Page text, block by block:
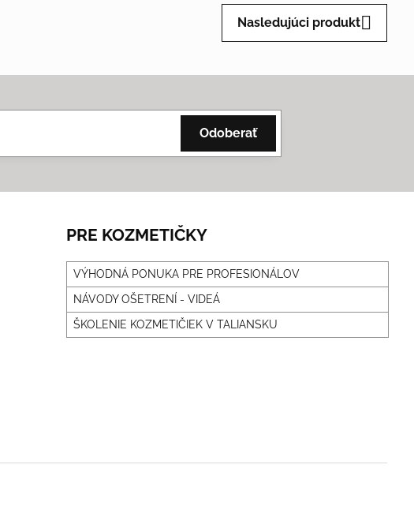
Nasledujúci produkt
Odoberať
PRE KOZMETIČKY
VÝHODNÁ PONUKA PRE PROFESIONÁLOV
NÁVODY OŠETRENÍ - VIDEÁ
ŠKOLENIE KOZMETIČIEK V TALIANSKU